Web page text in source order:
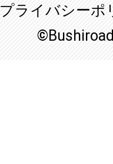
プライバシーポ